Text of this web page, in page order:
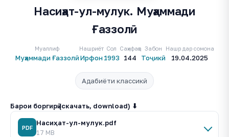
Барои боргирӣ (скачать, download) ⬇
PDF
Насиҳат-ул-мулук.pdf
17 MB
Насиҳат-ул-мулук. Муҳаммади
Ғаззолӣ
Муаллиф
Муҳаммади Ғаззолӣ
Нашриёт
Ирфон
Сол
1993
Саҳифаҳо
144
Забон
Тоҷикӣ
Нашр дар сомона
19.04.2025
Адабиёти классикӣ